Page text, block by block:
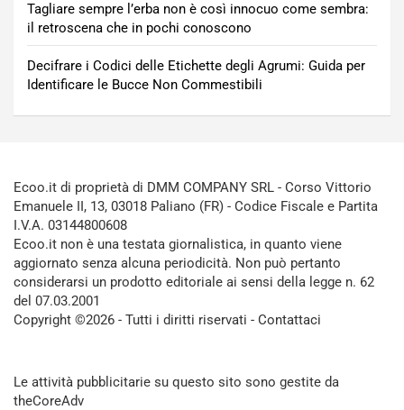
Tagliare sempre l’erba non è così innocuo come sembra:
il retroscena che in pochi conoscono
Decifrare i Codici delle Etichette degli Agrumi: Guida per
Identificare le Bucce Non Commestibili
Ecoo.it di proprietà di DMM COMPANY SRL - Corso Vittorio
Emanuele II, 13, 03018 Paliano (FR) - Codice Fiscale e Partita
I.V.A. 03144800608
Ecoo.it non è una testata giornalistica, in quanto viene
aggiornato senza alcuna periodicità. Non può pertanto
considerarsi un prodotto editoriale ai sensi della legge n. 62
del 07.03.2001
Copyright ©2026 - Tutti i diritti riservati - Contattaci
Le attività pubblicitarie su questo sito sono gestite da
theCoreAdv